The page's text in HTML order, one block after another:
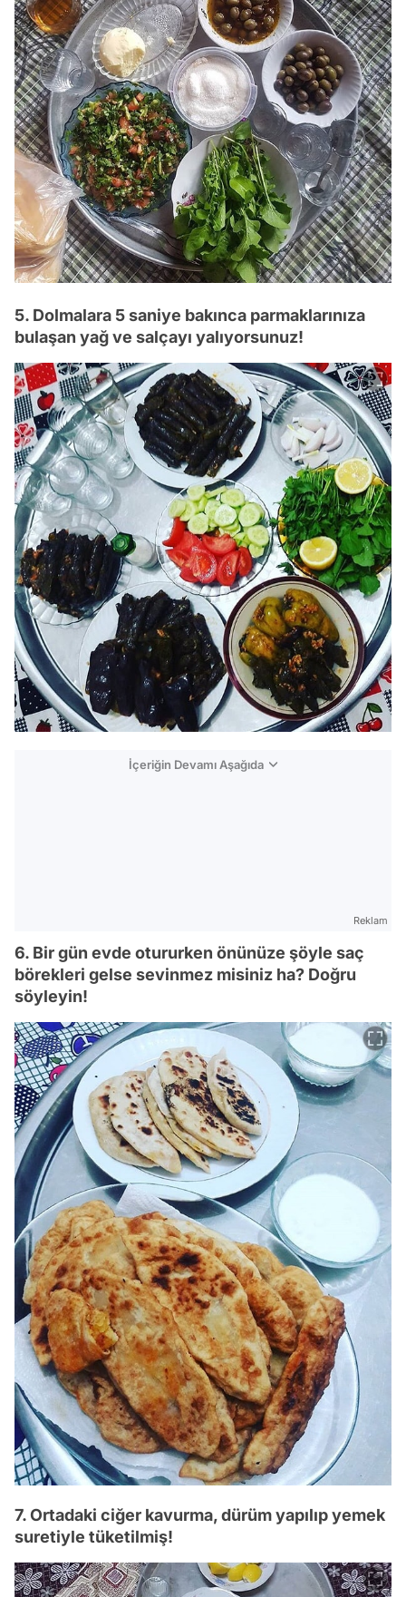
5. Dolmalara 5 saniye bakınca parmaklarınıza
bulaşan yağ ve salçayı yalıyorsunuz!
İçeriğin Devamı Aşağıda
Reklam
6. Bir gün evde otururken önünüze şöyle saç
börekleri gelse sevinmez misiniz ha? Doğru
söyleyin!
7. Ortadaki ciğer kavurma, dürüm yapılıp yemek
suretiyle tüketilmiş!